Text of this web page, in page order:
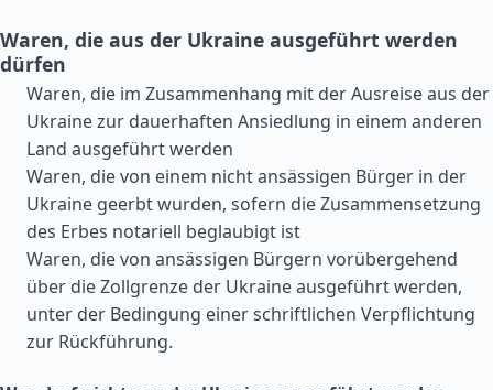
Waren, die aus der Ukraine ausgeführt werden
dürfen
Waren, die im Zusammenhang mit der Ausreise aus der
Ukraine zur dauerhaften Ansiedlung in einem anderen
Land ausgeführt werden
Waren, die von einem nicht ansässigen Bürger in der
Ukraine geerbt wurden, sofern die Zusammensetzung
des Erbes notariell beglaubigt ist
Waren, die von ansässigen Bürgern vorübergehend
über die Zollgrenze der Ukraine ausgeführt werden,
unter der Bedingung einer schriftlichen Verpflichtung
zur Rückführung.